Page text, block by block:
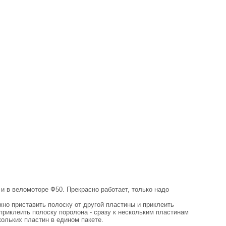
в веломоторе Ф50. Прекрасно работает, только надо
приставить полоску от другой пластины и приклеить
полоску поролона - сразу к нескольким пластинам
пластин в едином пакете.